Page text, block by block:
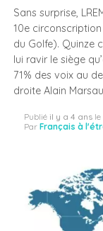
Sans surprise,
10e
du Golfe). Quinze
lui ravir le siège
71% des voix au
droite Alain
Publié il y a 4 ans le
Par Français à